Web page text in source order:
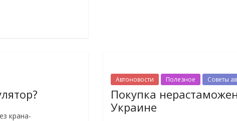
крана-
Автоновости Полезное Советы
Покупка
Украине